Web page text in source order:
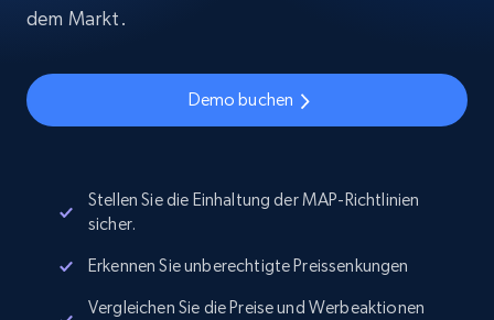
dem Markt.
Demo buchen
Stellen Sie die Einhaltung der MAP-Richtlinien
sicher.
Erkennen Sie unberechtigte Preissenkungen
Vergleichen Sie die Preise und Werbeaktionen